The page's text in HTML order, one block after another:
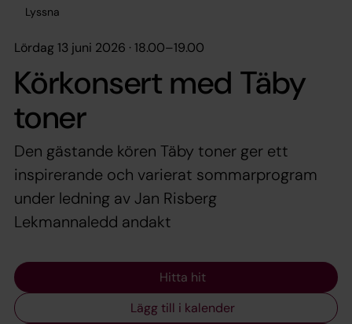
Lyssna
lördag 13 juni 2026 · 18.00–19.00
Körkonsert med Täby
toner
Den gästande kören Täby toner ger ett
inspirerande och varierat sommarprogram
under ledning av Jan Risberg
Lekmannaledd andakt
Hitta hit
Lägg till i kalender